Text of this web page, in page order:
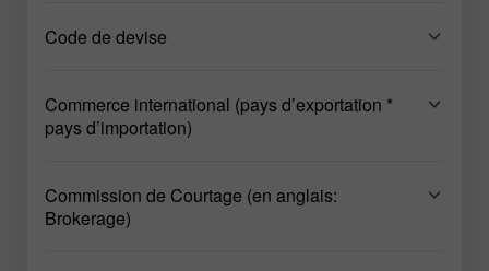
Code de devise
Commerce international (pays d’exportation *
pays d’importation)
Commission de Courtage (en anglais:
Brokerage)